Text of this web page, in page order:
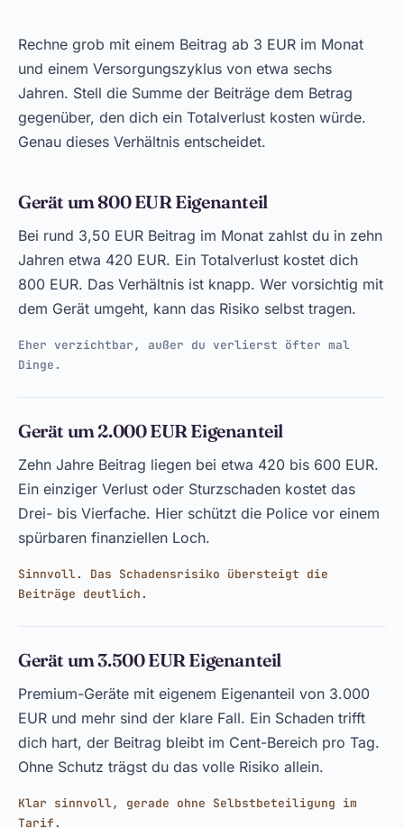
Rechne grob mit einem Beitrag ab 3 EUR im Monat
und einem Versorgungszyklus von etwa sechs
Jahren. Stell die Summe der Beiträge dem Betrag
gegenüber, den dich ein Totalverlust kosten würde.
Genau dieses Verhältnis entscheidet.
Gerät um 800 EUR Eigenanteil
Bei rund 3,50 EUR Beitrag im Monat zahlst du in zehn
Jahren etwa 420 EUR. Ein Totalverlust kostet dich
800 EUR. Das Verhältnis ist knapp. Wer vorsichtig mit
dem Gerät umgeht, kann das Risiko selbst tragen.
Eher verzichtbar, außer du verlierst öfter mal
Dinge.
Gerät um 2.000 EUR Eigenanteil
Zehn Jahre Beitrag liegen bei etwa 420 bis 600 EUR.
Ein einziger Verlust oder Sturzschaden kostet das
Drei- bis Vierfache. Hier schützt die Police vor einem
spürbaren finanziellen Loch.
Sinnvoll. Das Schadensrisiko übersteigt die
Beiträge deutlich.
Gerät um 3.500 EUR Eigenanteil
Premium-Geräte mit eigenem Eigenanteil von 3.000
EUR und mehr sind der klare Fall. Ein Schaden trifft
dich hart, der Beitrag bleibt im Cent-Bereich pro Tag.
Ohne Schutz trägst du das volle Risiko allein.
Klar sinnvoll, gerade ohne Selbstbeteiligung im
Tarif.